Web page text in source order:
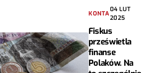
KONTA
04 LUT
2025
Fiskus
prześwietla
finanse
Polaków. Na